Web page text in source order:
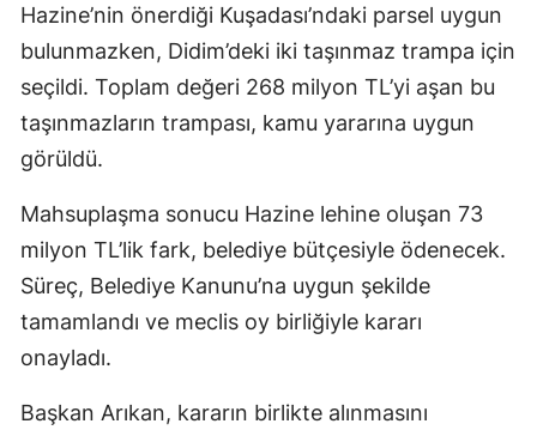
Hazine’nin önerdiği Kuşadası’ndaki parsel uygun
bulunmazken, Didim’deki iki taşınmaz trampa için
seçildi. Toplam değeri 268 milyon TL’yi aşan bu
taşınmazların trampası, kamu yararına uygun
görüldü.
Mahsuplaşma sonucu Hazine lehine oluşan 73
milyon TL’lik fark, belediye bütçesiyle ödenecek.
Süreç, Belediye Kanunu’na uygun şekilde
tamamlandı ve meclis oy birliğiyle kararı
onayladı.
Başkan Arıkan, kararın birlikte alınmasını